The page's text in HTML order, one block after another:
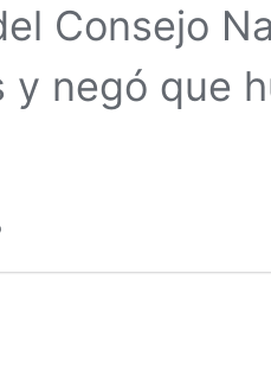
Consejo
y negó que